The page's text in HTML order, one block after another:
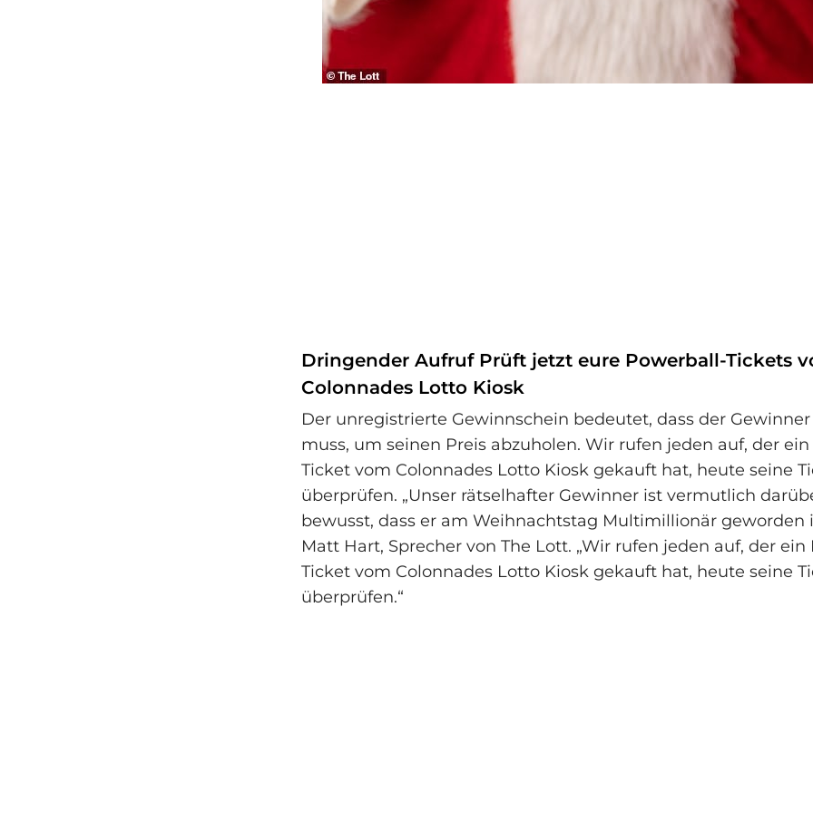
Dringender Aufruf Prüft jetzt eure Powerball-Tickets
Colonnades Lotto Kiosk
Der unregistrierte Gewinnschein bedeutet, dass der
muss, um seinen Preis abzuholen. Wir rufen jeden auf, der
Ticket vom Colonnades Lotto Kiosk gekauft hat, heute seine
überprüfen. „Unser rätselhafter Gewinner ist vermutlich
bewusst, dass er am Weihnachtstag Multimillionär geworden
Matt Hart, Sprecher von The Lott. „Wir rufen jeden auf, der
Ticket vom Colonnades Lotto Kiosk gekauft hat, heute seine
überprüfen.“